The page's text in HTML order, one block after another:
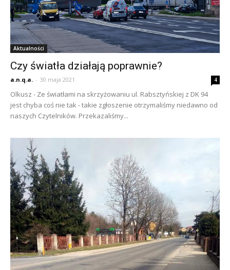
Aktualności
Czy światła działają poprawnie?
a.n.q.a. - 30 maja 2021 4
Olkusz - Ze światłami na skrzyżowaniu ul. Rabsztyńskiej z DK 94
jest chyba coś nie tak - takie zgłoszenie otrzymaliśmy niedawno od
naszych Czytelników. Przekazaliśmy...